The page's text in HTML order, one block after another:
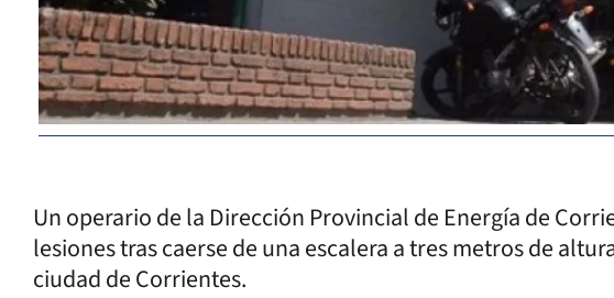
Un operario de la Dirección Provincial de Energía de
lesiones tras caerse de una escalera a tres metros de
ciudad de Corrientes.